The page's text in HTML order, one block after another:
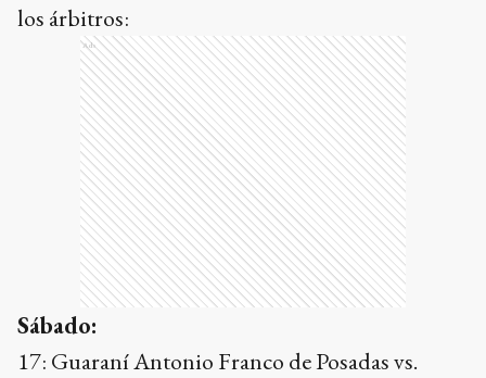
los árbitros:
Ads
Sábado:
17: Guaraní Antonio Franco de Posadas vs.